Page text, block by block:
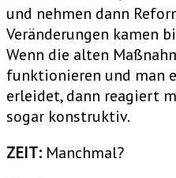
und nehmen dann
Veränderungen kamen
Wenn die alten
funktionieren und man
erleidet, dann reagiert
sogar konstruktiv.
ZEIT: Manchmal?